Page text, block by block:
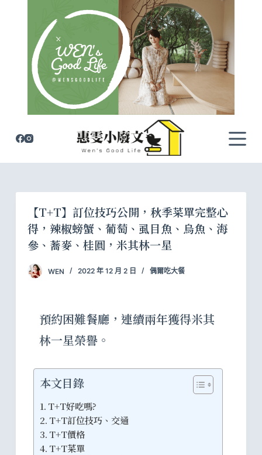
【T+T】訂位技巧公開，秋季菜單完整心
得，辣椒螃蟹、葡萄、虱目魚、烏魚、海
參、蕎麥、桂圓，米其林一星
WEN 2022 年 12 月 2 日 偶爾吃大餐
預約困難餐廳，連續兩年獲得米其
林一星榮譽。
本文目錄
T+T好吃嗎?
T+T訂位技巧、交通
T+T價格
T+T菜單